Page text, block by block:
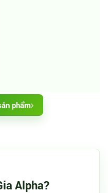
phẩm
Alpha?